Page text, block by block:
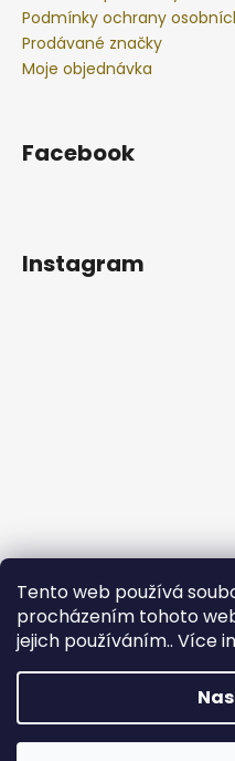
Tento web používá
procházením tohoto
jejich používáním.. Více
Podmínky ochrany
Prodávané značky
Moje objednávka
Facebook
Instagram
Copyright 2026